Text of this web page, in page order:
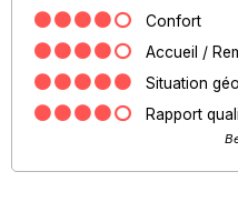
Confort
Accueil /
Situation
Rapport